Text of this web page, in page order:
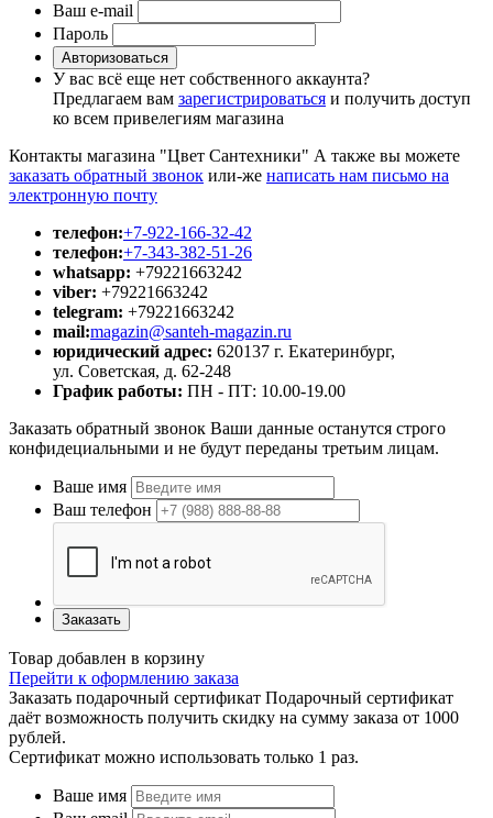
Ваш e-mail
Пароль
Авторизоваться
У вас всё еще нет собственного аккаунта?
Предлагаем вам зарегистрироваться и получить доступ
ко всем привелегиям магазина
Контакты магазина "Цвет Сантехники" А также вы можете
заказать обратный звонок или-же написать нам письмо на
электронную почту
телефон:+7-922-166-32-42
телефон:+7-343-382-51-26
whatsapp: +79221663242
viber: +79221663242
telegram: +79221663242
mail:magazin@santeh-magazin.ru
юридический адрес: 620137 г. Екатеринбург,
ул. Советская, д. 62-248
График работы: ПН - ПТ: 10.00-19.00
Заказать обратный звонок Ваши данные останутся строго
конфидециальными и не будут переданы третьим лицам.
Ваше имя
Ваш телефон
Заказать
Товар добавлен в корзину
Перейти к оформлению заказа
Заказать подарочный сертификат Подарочный сертификат
даёт возможность получить скидку на сумму заказа от 1000
рублей.
Сертификат можно использовать только 1 раз.
Ваше имя